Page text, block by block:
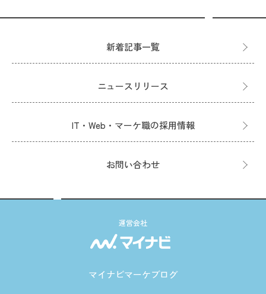
新着記事一覧
ニュースリリース
IT・Web・マーケ職の採用情報
お問い合わせ
運営会社
マイナビマーケブログ